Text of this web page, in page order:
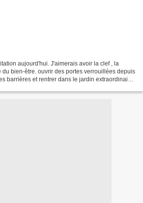
aujourd'hui. J'aimerais avoir la clef , la
du bien-être. ouvrir des portes verrouillées depuis
barrières et rentrer dans le jardin extraordinaire,